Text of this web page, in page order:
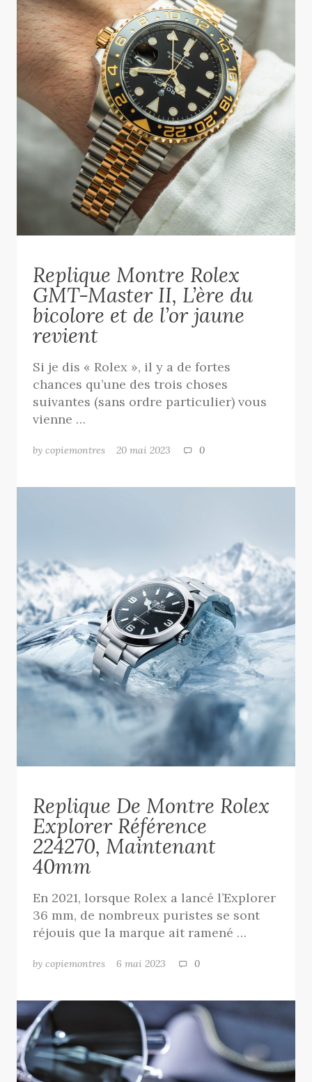
Replique Montre Rolex
GMT-Master II, L’ère du
bicolore et de l’or jaune
revient
Si je dis « Rolex », il y a de fortes
chances qu’une des trois choses
suivantes (sans ordre particulier) vous
vienne …
by copiemontres 20 mai 2023 0
Replique De Montre Rolex
Explorer Référence
224270, Maintenant
40mm
En 2021, lorsque Rolex a lancé l’Explorer
36 mm, de nombreux puristes se sont
réjouis que la marque ait ramené …
by copiemontres 6 mai 2023 0